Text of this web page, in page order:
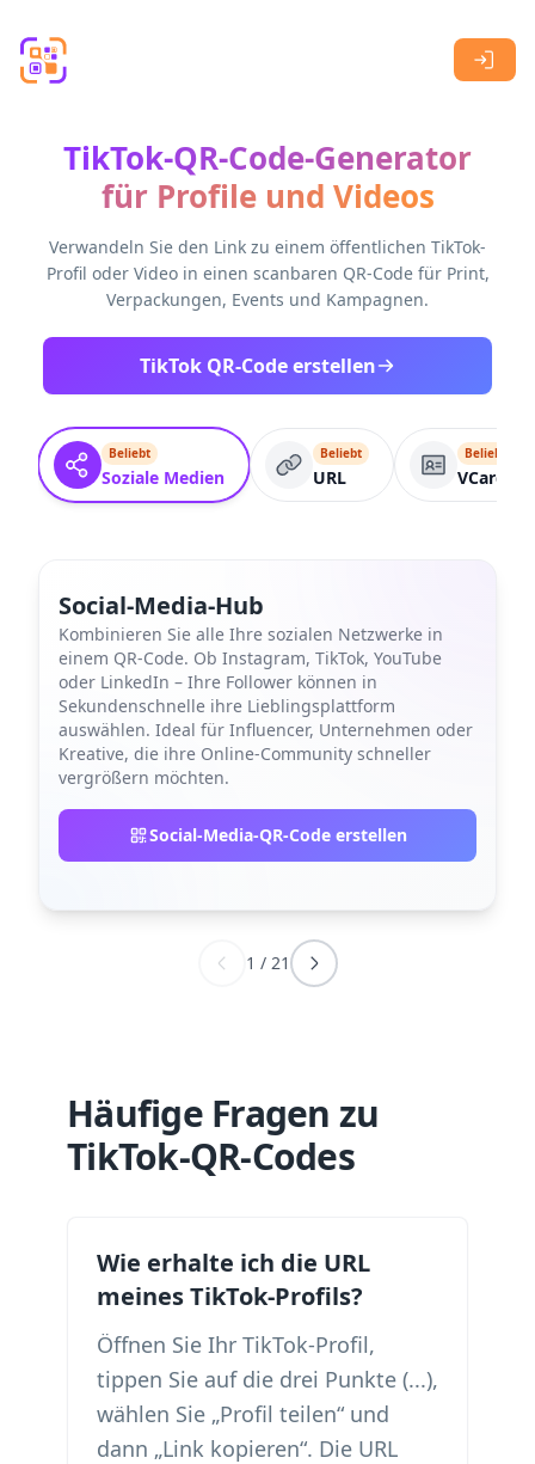
TikTok-QR-Code-Generator
für Profile und Videos
Verwandeln Sie den Link zu einem öffentlichen TikTok-
Profil oder Video in einen scanbaren QR-Code für Print,
Verpackungen, Events und Kampagnen.
TikTok QR-Code erstellen
Beliebt
Soziale Medien
Beliebt
URL
Beliebt
VCard
Social-Media-Hub
Kombinieren Sie alle Ihre sozialen Netzwerke in
einem QR-Code. Ob Instagram, TikTok, YouTube
oder LinkedIn – Ihre Follower können in
Sekundenschnelle ihre Lieblingsplattform
auswählen. Ideal für Influencer, Unternehmen oder
Kreative, die ihre Online-Community schneller
vergrößern möchten.
Social-Media-QR-Code erstellen
1 / 21
Häufige Fragen zu
TikTok-QR-Codes
Wie erhalte ich die URL
meines TikTok-Profils?
Öffnen Sie Ihr TikTok-Profil,
tippen Sie auf die drei Punkte (...),
wählen Sie „Profil teilen“ und
dann „Link kopieren“. Die URL